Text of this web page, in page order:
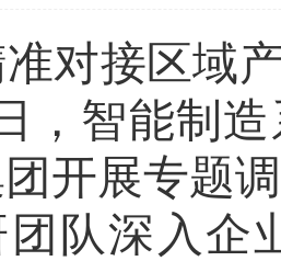
对接区域
，智能制
开展专题
团队深入企